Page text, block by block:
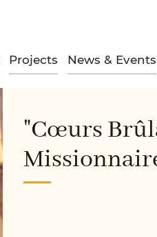
Projects News & Events
"Cœurs